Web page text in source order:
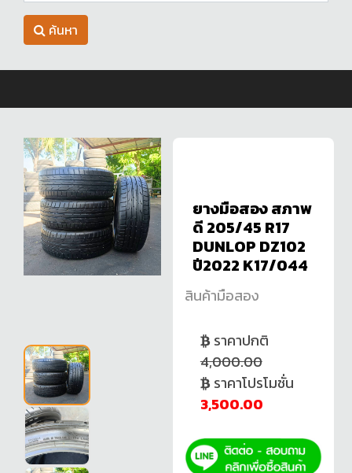
ค้นหา
ยางมือสอง สภาพ
ดี 205/45 R17
DUNLOP DZ102
ปี2022 K17/044
สินค้ามือสอง
ราคาปกติ
4,000.00
ราคาโปรโมชั่น
3,500.00